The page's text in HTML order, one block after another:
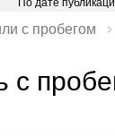
с пробегом
с